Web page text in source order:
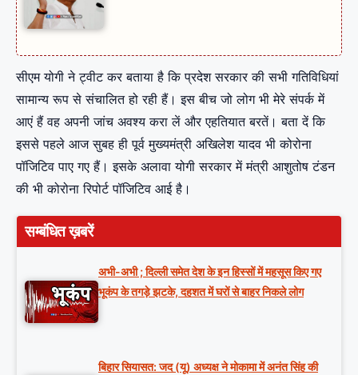
सीएम योगी ने ट्वीट कर बताया है कि प्रदेश सरकार की सभी गतिविधियां
सामान्य रूप से संचालित हो रही हैं। इस बीच जो लोग भी मेरे संपर्क में
आएं हैं वह अपनी जांच अवश्य करा लें और एहतियात बरतें। बता दें कि
इससे पहले आज सुबह ही पूर्व मुख्यमंत्री अखिलेश यादव भी कोरोना
पॉजिटिव पाए गए हैं। इसके अलावा योगी सरकार में मंत्री आशुतोष टंडन
की भी कोरोना रिपोर्ट पॉजिटिव आई है।
सम्बंधित ख़बरें
अभी-अभी ; दिल्ली समेत देश के इन हिस्सों में महसूस किए गए
भूकंप के तगड़े झटके, दहशत में घरों से बाहर निकले लोग
बिहार सियासत: जद (यू) अध्यक्ष ने मोकामा में अनंत सिंह की